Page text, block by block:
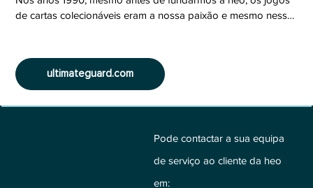
de cartas colecionáveis eram a nossa paixão e mesmo nessa
cumprir e por isso começámos a deixar as nossas próprias
ideias de produtos amadurecer ao longo dos anos. Já
utilizamos produtos acessórios como jogadores de cartas
colecionáveis há mais de 30 anos.
Em 2012, tinha finalmente chegado o momento. Com a
ideias de produtos de longa data, não só atingimos os
nossos próprios padrões elevados, mas - e isto ainda nos dá
ultimateguard.com
Pode contactar a sua equipa
de serviço ao cliente da heo
em: